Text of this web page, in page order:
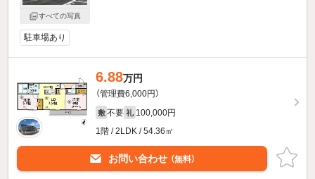
すべての写真
駐車場あり
6.88万円
（管理費6,000円）
敷 不要 礼 100,000円
1階 / 2LDK / 54.36㎡
お問い合わせ （無料）